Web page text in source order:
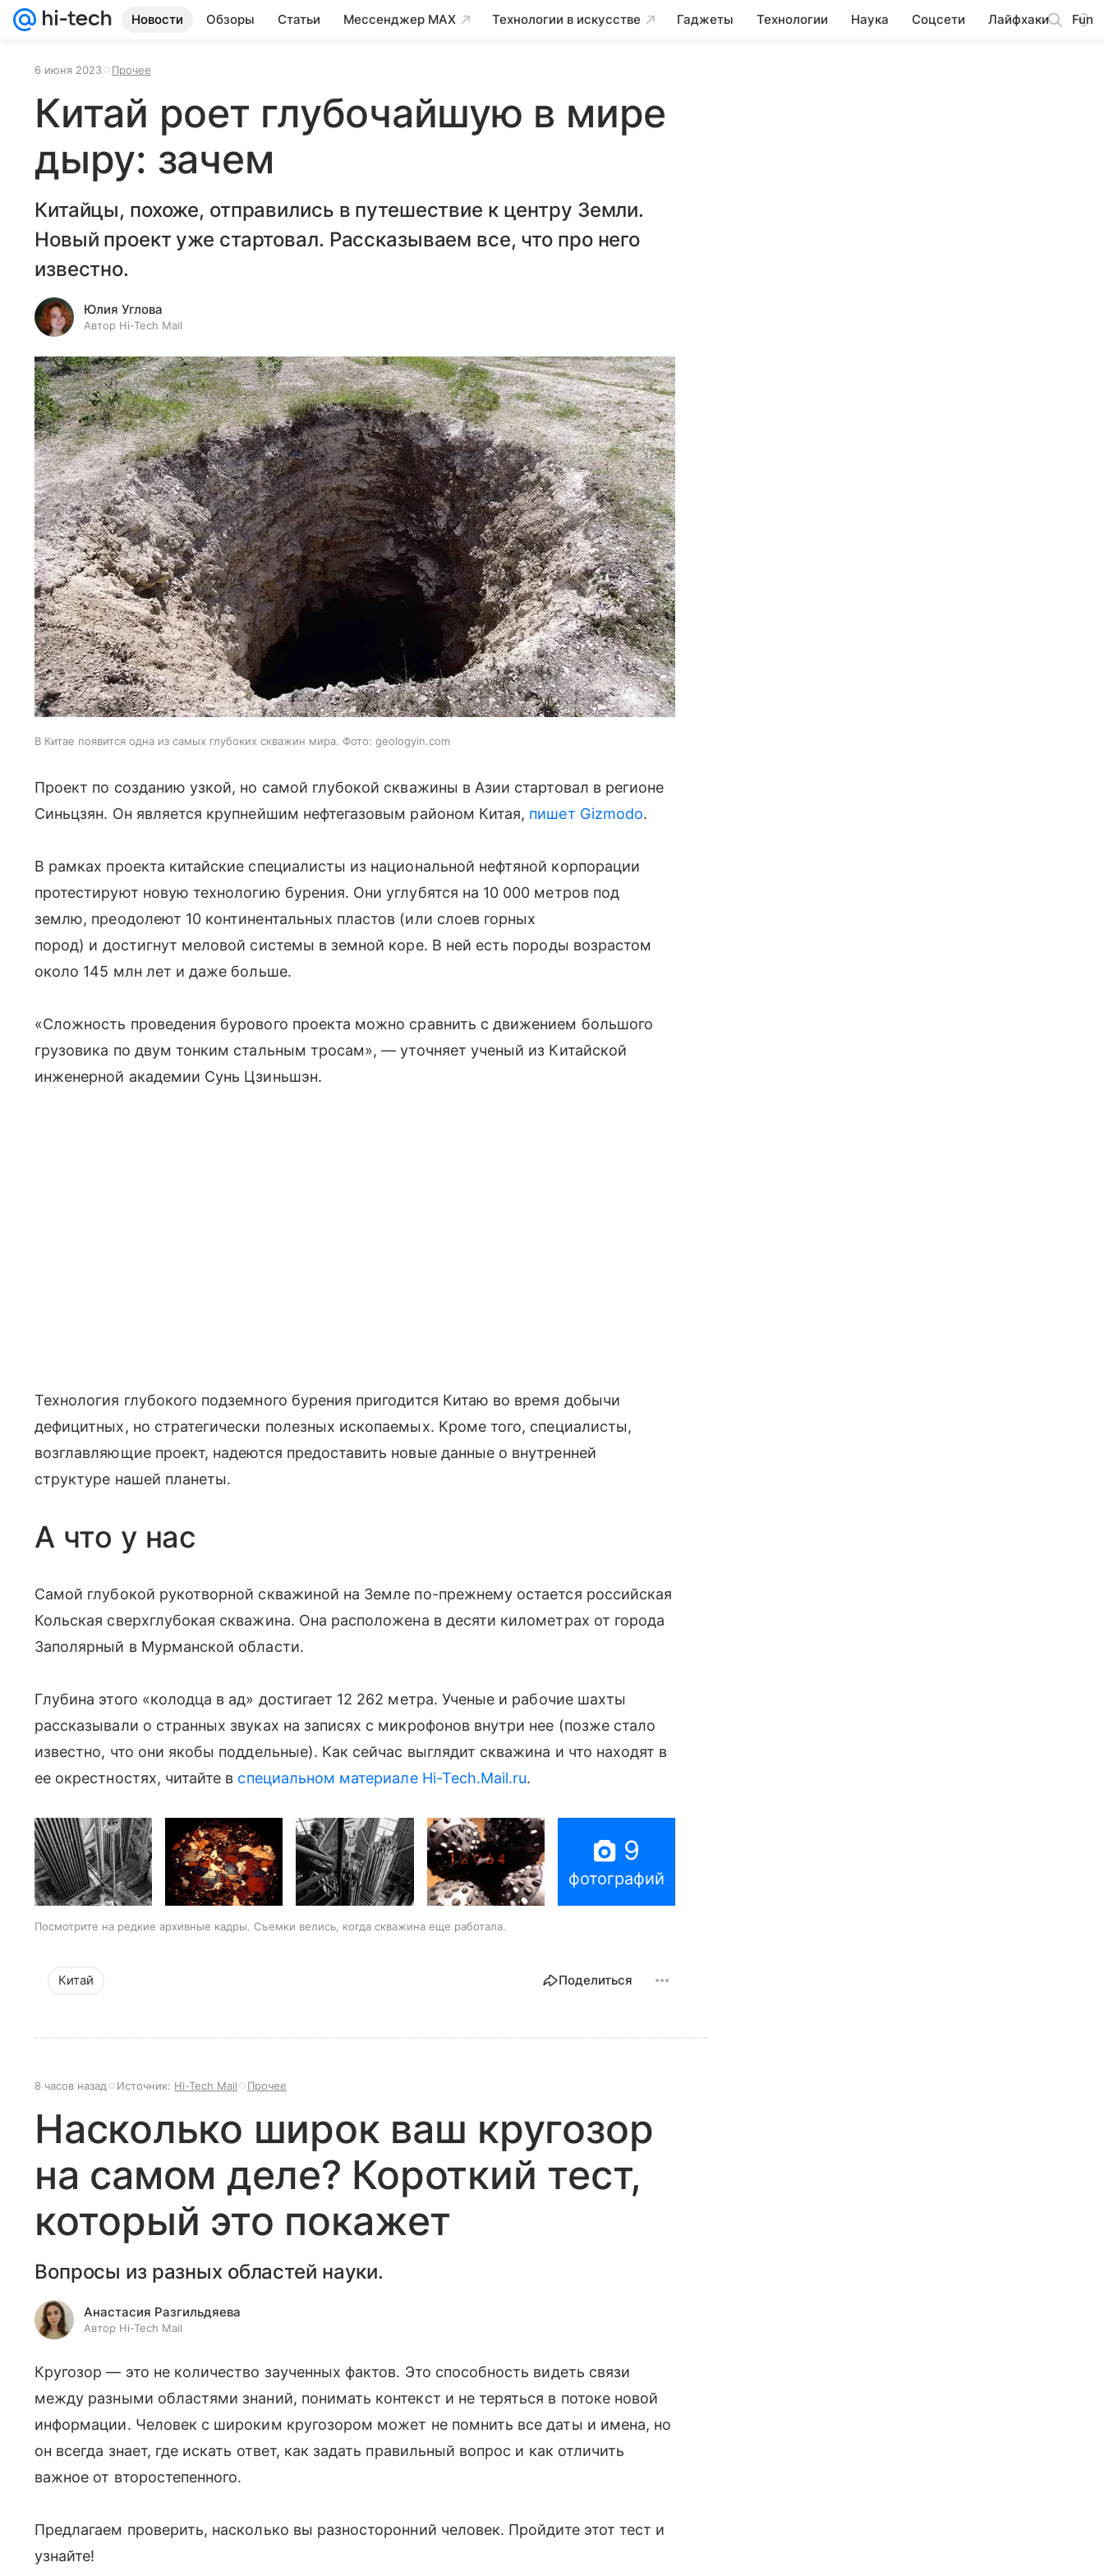
Новости Обзоры Статьи Мессенджер MAX Технологии в искусстве Гаджеты Технологии Наука Соцсети Лайфхаки Fun
6 июня 2023 Прочее
Китай роет глубочайшую в мире
дыру: зачем
Китайцы, похоже, отправились в путешествие к центру Земли.
Новый проект уже стартовал. Рассказываем все, что про него
известно.
Юлия Углова
Автор Hi-Tech Mail
В Китае появится одна из самых глубоких скважин мира. Фото: geologyin.com
Проект по созданию узкой, но самой глубокой скважины в Азии стартовал в регионе
Синьцзян. Он является крупнейшим нефтегазовым районом Китая, пишет Gizmodo.
В рамках проекта китайские специалисты из национальной нефтяной корпорации
протестируют новую технологию бурения. Они углубятся на 10 000 метров под
землю, преодолеют 10 континентальных пластов (или слоев горных
пород) и достигнут меловой системы в земной коре. В ней есть породы возрастом
около 145 млн лет и даже больше.
«Сложность проведения бурового проекта можно сравнить с движением большого
грузовика по двум тонким стальным тросам», — уточняет ученый из Китайской
инженерной академии Сунь Цзиньшэн.
Технология глубокого подземного бурения пригодится Китаю во время добычи
дефицитных, но стратегически полезных ископаемых. Кроме того, специалисты,
возглавляющие проект, надеются предоставить новые данные о внутренней
структуре нашей планеты.
А что у нас
Самой глубокой рукотворной скважиной на Земле по-прежнему остается российская
Кольская сверхглубокая скважина. Она расположена в десяти километрах от города
Заполярный в Мурманской области.
Глубина этого «колодца в ад» достигает 12 262 метра. Ученые и рабочие шахты
рассказывали о странных звуках на записях с микрофонов внутри нее (позже стало
известно, что они якобы поддельные). Как сейчас выглядит скважина и что находят в
ее окрестностях, читайте в специальном материале Hi-Tech.Mail.ru.
9
фотографий
Посмотрите на редкие архивные кадры. Съемки велись, когда скважина еще работала.
Китай Поделиться
8 часов назад Источник: Hi-Tech Mail Прочее
Насколько широк ваш кругозор
на самом деле? Короткий тест,
который это покажет
Вопросы из разных областей науки.
Анастасия Разгильдяева
Автор Hi-Tech Mail
Кругозор — это не количество заученных фактов. Это способность видеть связи
между разными областями знаний, понимать контекст и не теряться в потоке новой
информации. Человек с широким кругозором может не помнить все даты и имена, но
он всегда знает, где искать ответ, как задать правильный вопрос и как отличить
важное от второстепенного.
Предлагаем проверить, насколько вы разносторонний человек. Пройдите этот тест и
узнайте!